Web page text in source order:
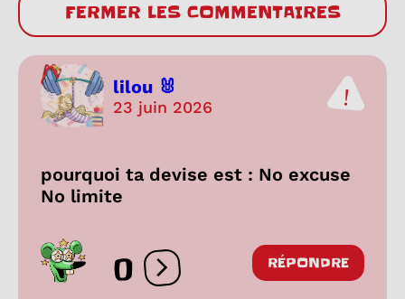
FERMER LES COMMENTAIRES
lilou 🐰
23 juin 2026
pourquoi ta devise est : No excuse
No limite
0 Ouvrir les réactions
RÉPONDRE